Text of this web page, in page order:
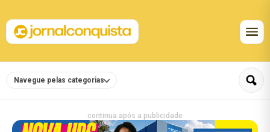
Navegue pelas categorias
continua após a publicidade